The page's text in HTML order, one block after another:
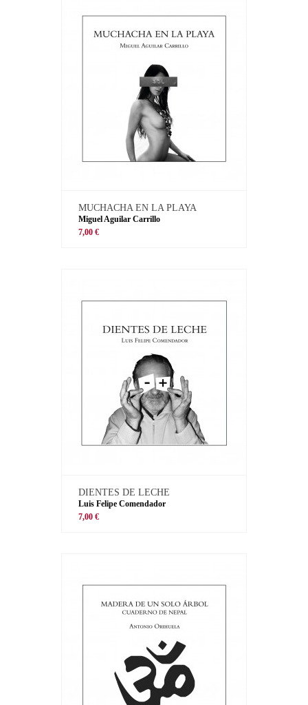
MUCHACHA EN LA PLAYA
Miguel Aguilar Carrillo
7,00 €
DIENTES DE LECHE
Luis Felipe Comendador
7,00 €